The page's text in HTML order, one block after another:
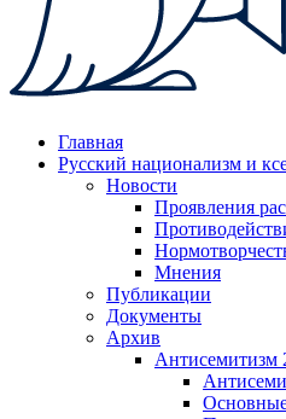
Главная
Русский национализм и
Новости
Проявления
Мнения
Публикации
Документы
Архив
Антисемитизм